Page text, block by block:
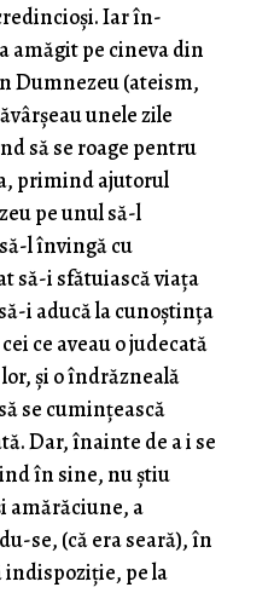
Iar în­
amăgit pe cineva din
Dumnezeu (ateism,
unele zile
să se roage pentru
primind ajutorul
pe unul să-l
l învingă cu
să-i sfătuiască viaţa
i aducă la cunoştinţa
ce aveau o judecată
şi o îndrăzneală
se cuminţească
Dar, înainte de a i se
în sine, nu ştiu
amără­ciune, a
se, (că era seară), în
indispoziţie, pe la